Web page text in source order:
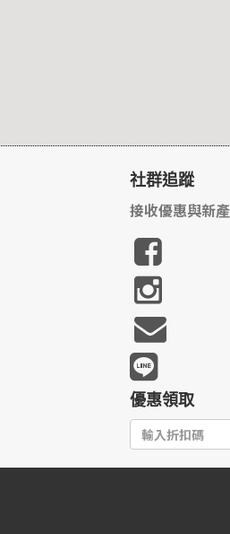
社群追蹤
接收優惠與新
優惠領取